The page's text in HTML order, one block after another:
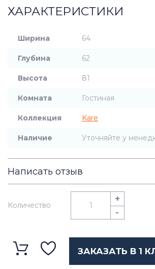
ХАРАКТЕРИСТИКИ
Ширина 64
Глубина 62
Высота 81
Комната Гостиная
Коллекция Kare
Наличие Уточняйте у
Написать отзыв
Количество
+
-
ЗАКАЗАТЬ В 1